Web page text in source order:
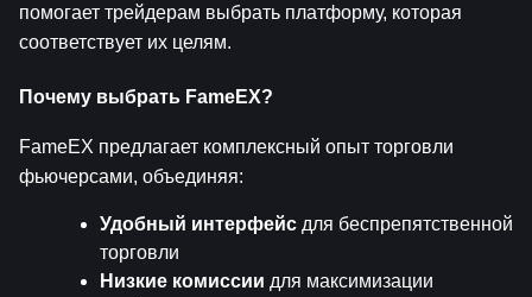
помогает трейдерам выбрать платформу, которая
соответствует их целям.
Почему выбрать FameEX?
FameEX предлагает комплексный опыт торговли
фьючерсами, объединяя:
Удобный интерфейс для беспрепятственной
торговли
Низкие комиссии для максимизации